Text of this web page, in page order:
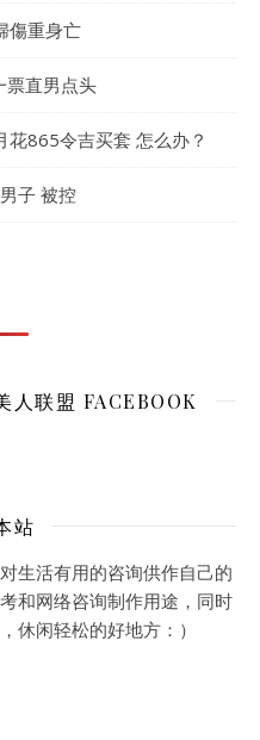
傷重身亡
票直男点头
865令吉买套 怎么办？
子 被控
联盟 FACEBOOK
站
生活有用的咨询供作自己的
和网络咨询制作用途，同时
休闲轻松的好地方：）